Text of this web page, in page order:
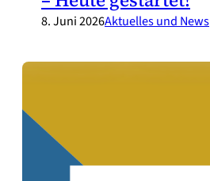
8. Juni 2026Aktuelles und News